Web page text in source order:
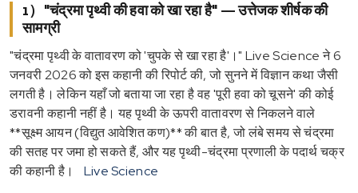
1）"चंद्रमा पृथ्वी की हवा को खा रहा है" — उत्तेजक शीर्षक की
सामग्री
"चंद्रमा पृथ्वी के वातावरण को 'चुपके से खा रहा है'।" Live Science ने 6
जनवरी 2026 को इस कहानी की रिपोर्ट की, जो सुनने में विज्ञान कथा जैसी
लगती है। लेकिन यहाँ जो बताया जा रहा है वह 'पूरी हवा को चूसने' की कोई
डरावनी कहानी नहीं है। यह पृथ्वी के ऊपरी वातावरण से निकलने वाले
**सूक्ष्म आयन (विद्युत आवेशित कण)** की बात है, जो लंबे समय से चंद्रमा
की सतह पर जमा हो सकते हैं, और यह पृथ्वी-चंद्रमा प्रणाली के पदार्थ चक्र
की कहानी है।
Live Science